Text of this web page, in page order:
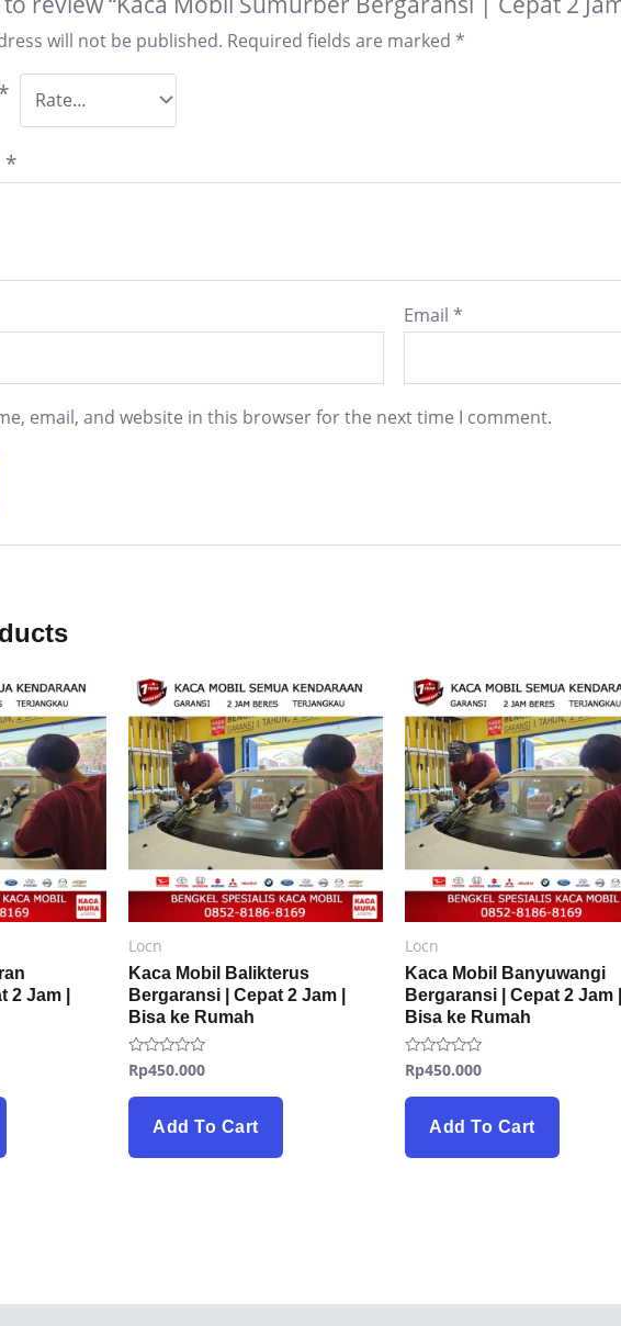
will not be published. Required fields are marked *
*
*
Email *
email, and website in this browser for the next time I comment.
2 Jam |
Locn
Kaca Mobil Balikterus
Bergaransi | Cepat 2 Jam |
Bisa ke Rumah
Rated
0
out
Rp450.000
Add To Cart
Locn
Kaca Mobil Banyuwangi
Bergaransi | Cepat 2 Jam |
Bisa ke Rumah
Rated
0
out
Rp450.000
Add To Cart